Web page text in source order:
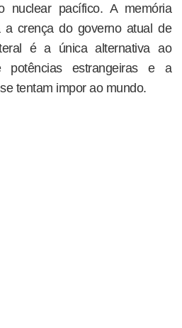
nuclear pacífico. A memória
a crença do governo atual de
é a única alternativa ao
estrangeiras e a
tentam impor ao mundo.